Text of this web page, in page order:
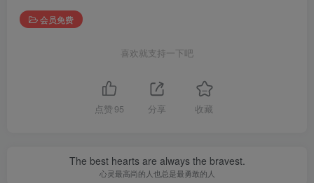
会员免费
喜欢就支持一下吧
点赞 95 分享 收藏
The best hearts are always the bravest.
心灵最高尚的人也总是最勇敢的人